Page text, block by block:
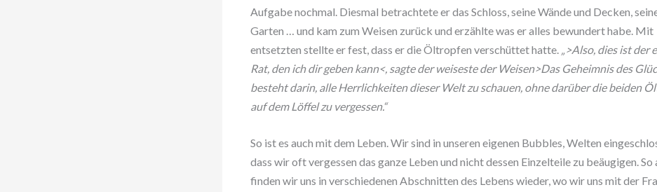
Aufgabe nochmal. Diesmal betrachtete er das Schloss, seine Wände und Decken,
Garten … und kam zum Weisen zurück und erzählte was er alles bewundert habe. Mit
entsetzten stellte er fest, dass er die Öltropfen verschüttet hatte. „>Also, dies ist der
Rat, den ich dir geben kann<, sagte der weiseste der Weisen>Das Geheimnis des
besteht darin, alle Herrlichkeiten dieser Welt zu schauen, ohne darüber die beiden
auf dem Löffel zu vergessen.“
So ist es auch mit dem Leben. Wir sind in unseren eigenen Bubbles, Welten
dass wir oft vergessen das ganze Leben und nicht dessen Einzelteile zu beäugigen. So
finden wir uns in verschiedenen Abschnitten des Lebens wieder, wo wir uns mit der